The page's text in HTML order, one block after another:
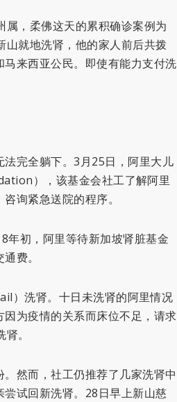
属，柔佛这天的累积确诊案例为
山就地洗肾，他的家人前后共拨
来西亚公民。即使有能力支付洗
完全躺下。3月25日，阿里大儿
），该基金会社工了解阿里
询紧急送院的程序。
年初，阿里等待新加坡肾脏基金
费。
）洗肾。十日未洗肾的阿里情况
为疫情的关系而床位不足，请求
。
然而，社工仍推荐了几家洗肾中
试回新洗肾。28日早上新山慈